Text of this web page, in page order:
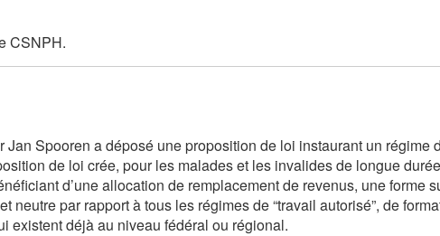
CSNPH.
Jan Spooren a déposé une proposition de loi instaurant un régime
de loi crée, pour les malades et les invalides de longue
d’une allocation de remplacement de revenus, une forme
neutre par rapport à tous les régimes de “travail autorisé”, de
existent déjà au niveau fédéral ou régional.